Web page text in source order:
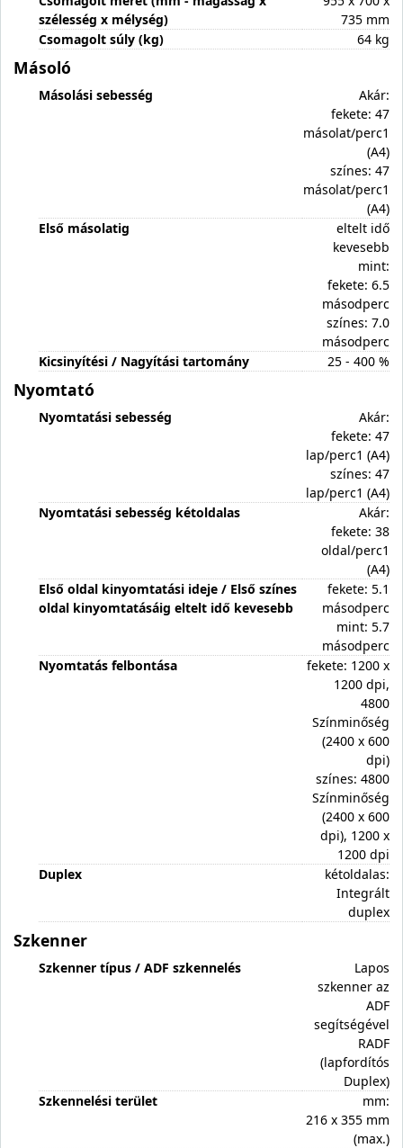
szélesség x mélység)
735 mm
Csomagolt súly (kg)
64 kg
Másoló
Másolási sebesség
Akár:
fekete: 47
másolat/perc1
(A4)
színes: 47
másolat/perc1
(A4)
Első másolatig
eltelt idő
kevesebb
mint:
fekete: 6.5
másodperc
színes: 7.0
másodperc
Kicsinyítési / Nagyítási tartomány
25 - 400 %
Nyomtató
Nyomtatási sebesség
Akár:
fekete: 47
lap/perc1 (A4)
színes: 47
lap/perc1 (A4)
Nyomtatási sebesség kétoldalas
Akár:
fekete: 38
oldal/perc1
(A4)
Első oldal kinyomtatási ideje / Első színes
oldal kinyomtatásáig eltelt idő kevesebb
fekete: 5.1
másodperc
mint: 5.7
másodperc
Nyomtatás felbontása
fekete: 1200 x
1200 dpi,
4800
Színminőség
(2400 x 600
dpi)
színes: 4800
Színminőség
(2400 x 600
dpi), 1200 x
1200 dpi
Duplex
kétoldalas:
Integrált
duplex
Szkenner
Szkenner típus / ADF szkennelés
Lapos
szkenner az
ADF
segítségével
RADF
(lapfordítós
Duplex)
Szkennelési terület
mm:
216 x 355 mm
(max.)